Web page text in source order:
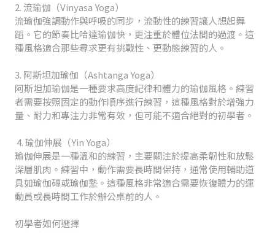
2. 流瑜伽（Vinyasa Yoga）
流瑜伽強調動作與呼吸的同步，流動性的練習讓人想起舞
蹈。它的節奏比哈達瑜伽快，更注重於體位法間的過渡。這
種風格適合那些尋求更有挑戰性、更動態練習的人。
3. 阿斯坦加瑜伽（Ashtanga Yoga）
阿斯坦加瑜伽是一種要求高度紀律和體力的瑜伽風格。練習
者需要按照固定的動作順序進行練習，這種風格對於增強力
量、耐力和專注力非常有效，但可能不適合絕對的初學者。
4. 瑜伽伸展（Yin Yoga）
瑜伽伸展是一種溫和的練習，主要關注於提高柔韌性和放鬆
深層肌肉。練習中，動作需要長時間保持，通常使用輔助道
具如瑜伽磚或瑜伽墊。這種風格非常適合需要恢復體力的運
動員或長時間工作於辦公桌前的人。
初學者如何選擇